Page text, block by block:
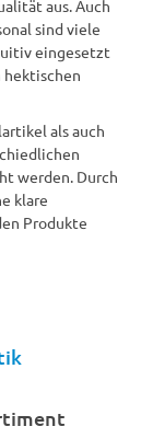
aus. Auch
sind viele
eingesetzt
hektischen
als auch
werden. Durch
klare
Produkte